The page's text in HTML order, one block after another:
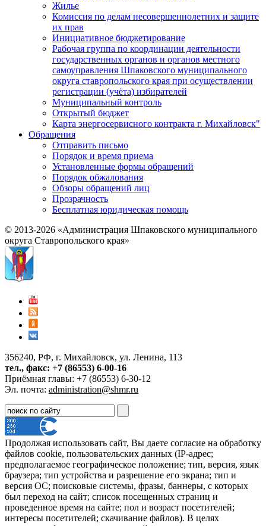
Жилье
Комиссия по делам несовершеннолетних и защите
их прав
Инициативное бюджетирование
Рабочая группа по координации деятельности
государственных органов и органов местного
самоуправления Шпаковского муниципального
округа ставропольского края при осуществлении
регистрации (учёта) избирателей
Муниципальный контроль
Открытый бюджет
Карта энергосервисного контракта г. Михайловск"
Обращения
Отправить письмо
Порядок и время приема
Установленные формы обращений
Порядок обжалования
Обзоры обращений лиц
Прозрачность
Бесплатная юридическая помощь
© 2013-2026 «Администрация Шпаковского муниципального
округа Ставропольского края»
356240, РФ, г. Михайловск, ул. Ленина, 113
тел., факс: +7 (86553) 6-00-16
Приёмная главы: +7 (86553) 6-30-12
Эл. почта: administration@shmr.ru
Продолжая использовать сайт, Вы даете согласие на обработку
файлов cookie, пользовательских данных (IP-адрес;
предполагаемое географическое положение; тип, версия, язык
браузера; тип устройства и разрешение его экрана; тип и
версия ОС; поисковые системы, фразы, баннеры, с которых
был переход на сайт; список посещенных страниц и
проведенное время на сайте; пол и возраст посетителей;
интересы посетителей; скачивание файлов). В целях